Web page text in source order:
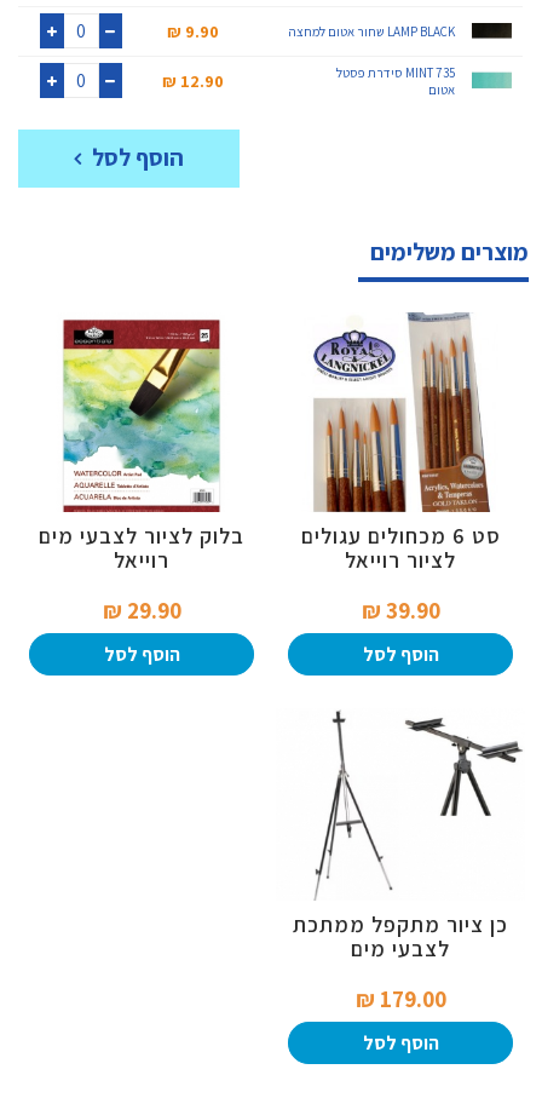
-
+
LAMP BLACK שחור אטום למחצה 9.90 ₪‎
-
+
MINT 735 סידרת פסטל
אטום
12.90 ₪‎
הוסף לסל
מוצרים משלימים
סט 6 מכחולים עגולים
לציור רוייאל
39.90 ₪‎
הוסף לסל
בלוק לציור לצבעי מים
רוייאל
29.90 ₪‎
הוסף לסל
כן ציור מתקפל ממתכת
לצבעי מים
179.00 ₪‎
הוסף לסל